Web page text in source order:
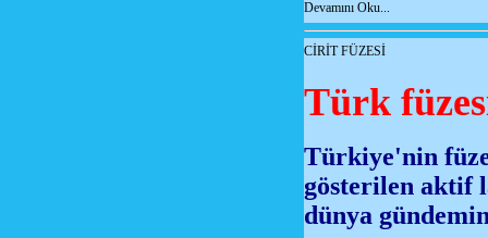
Devamını Oku...
CİRİT FÜZESİ
Türk
Türkiye'nin
gösterilen aktif
dünya